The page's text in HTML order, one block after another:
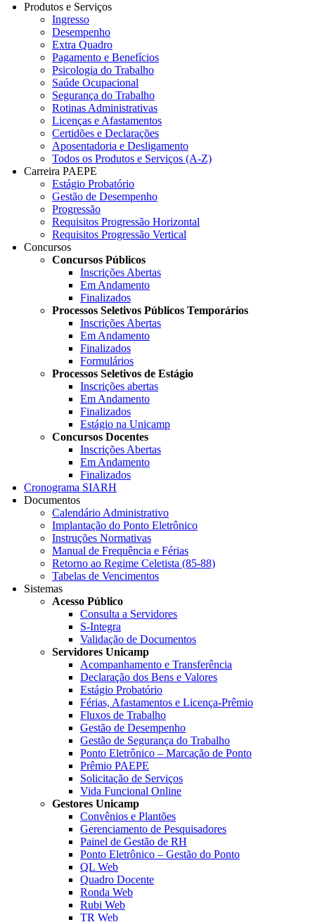
Produtos e Serviços
Ingresso
Desempenho
Extra Quadro
Pagamento e Benefícios
Psicologia do Trabalho
Saúde Ocupacional
Segurança do Trabalho
Rotinas Administrativas
Licenças e Afastamentos
Certidões e Declarações
Aposentadoria e Desligamento
Todos os Produtos e Serviços (A-Z)
Carreira PAEPE
Estágio Probatório
Gestão de Desempenho
Progressão
Requisitos Progressão Horizontal
Requisitos Progressão Vertical
Concursos
Concursos Públicos
Inscrições Abertas
Em Andamento
Finalizados
Processos Seletivos Públicos Temporários
Inscrições Abertas
Em Andamento
Finalizados
Formulários
Processos Seletivos de Estágio
Inscrições abertas
Em Andamento
Finalizados
Estágio na Unicamp
Concursos Docentes
Inscrições Abertas
Em Andamento
Finalizados
Cronograma SIARH
Documentos
Calendário Administrativo
Implantação do Ponto Eletrônico
Instruções Normativas
Manual de Frequência e Férias
Retorno ao Regime Celetista (85-88)
Tabelas de Vencimentos
Sistemas
Acesso Público
Consulta a Servidores
S-Integra
Validação de Documentos
Servidores Unicamp
Acompanhamento e Transferência
Declaração dos Bens e Valores
Estágio Probatório
Férias, Afastamentos e Licença-Prêmio
Fluxos de Trabalho
Gestão de Desempenho
Gestão de Segurança do Trabalho
Ponto Eletrônico – Marcação de Ponto
Prêmio PAEPE
Solicitação de Serviços
Vida Funcional Online
Gestores Unicamp
Convênios e Plantões
Gerenciamento de Pesquisadores
Painel de Gestão de RH
Ponto Eletrônico – Gestão do Ponto
QL Web
Quadro Docente
Ronda Web
Rubi Web
TR Web